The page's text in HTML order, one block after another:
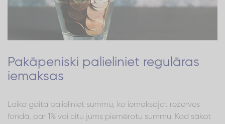
Pakāpeniski palieliniet regulāras
iemaksas
Laika gaitā palieliniet summu, ko iemaksājat rezerves
fondā, par 1% vai citu jums piemērotu summu. Kad sākat